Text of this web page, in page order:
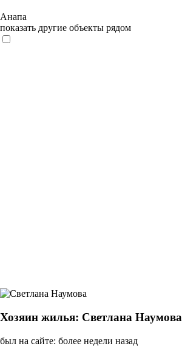
Анапа
показать другие объекты рядом
Хозяин жилья: Светлана Наумова
был на сайте: более недели назад